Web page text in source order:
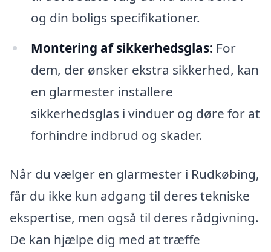
og din boligs specifikationer.
Montering af sikkerhedsglas: For
dem, der ønsker ekstra sikkerhed, kan
en glarmester installere
sikkerhedsglas i vinduer og døre for at
forhindre indbrud og skader.
Når du vælger en glarmester i Rudkøbing,
får du ikke kun adgang til deres tekniske
ekspertise, men også til deres rådgivning.
De kan hjælpe dig med at træffe